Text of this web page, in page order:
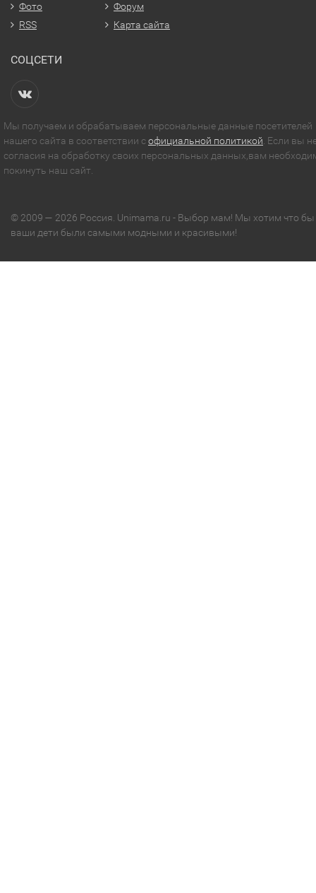
Фото
RSS
Форум
Карта сайта
СОЦСЕТИ
Мы получаем и обрабатываем персональные данные посетителей
нашего сайта в соответствии софициальной политикой . Если вы
согласия на обработку своих персональных данных,вам
покинуть наш сайт.
© 2009 — 2026 Россия. Unimama.ru - Выбор мам! Мы хотим что бы
ваши дети были самыми модными и красивыми!